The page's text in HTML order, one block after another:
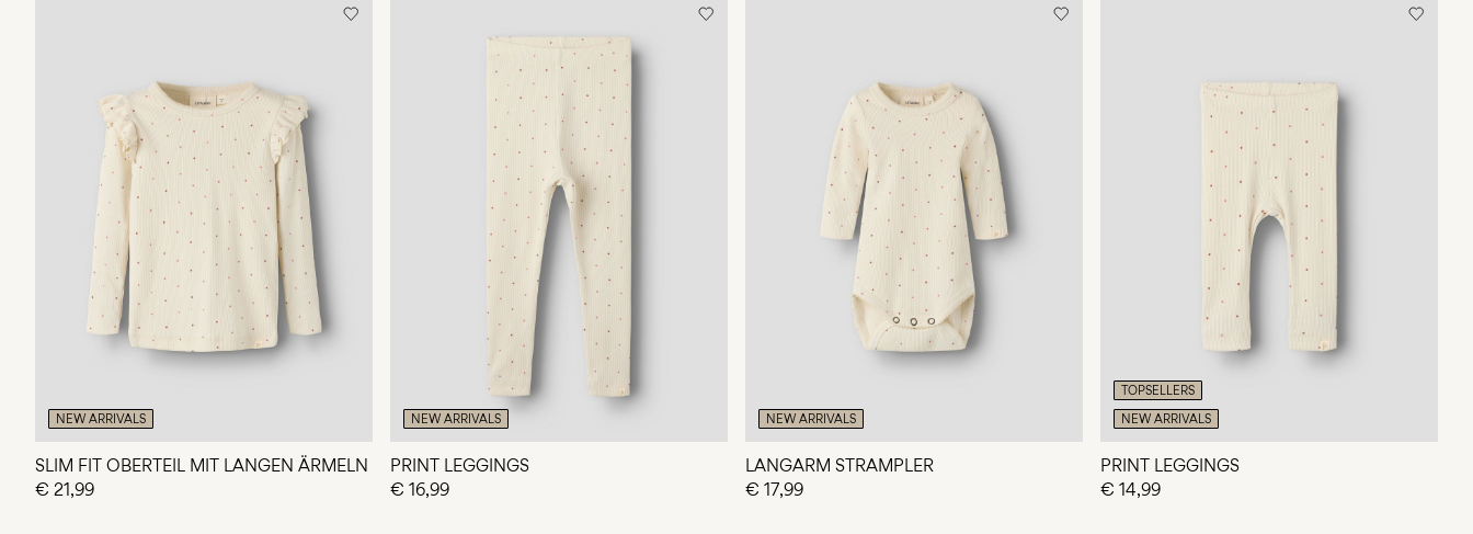
NEW ARRIVALS
SLIM FIT OBERTEIL MIT LANGEN ÄRMELN
€ 21,99
NEW ARRIVALS
PRINT LEGGINGS
€ 16,99
NEW ARRIVALS
LANGARM STRAMPLER
€ 17,99
TOPSELLERS
NEW ARRIVALS
PRINT LEGGINGS
€ 14,99